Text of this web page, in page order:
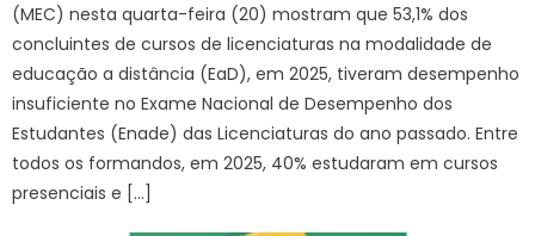
(MEC) nesta quarta-feira (20) mostram que 53,1% dos
concluintes de cursos de licenciaturas na modalidade de
educação a distância (EaD), em 2025, tiveram desempenho
insuficiente no Exame Nacional de Desempenho dos
Estudantes (Enade) das Licenciaturas do ano passado. Entre
todos os formandos, em 2025, 40% estudaram em cursos
presenciais e […]